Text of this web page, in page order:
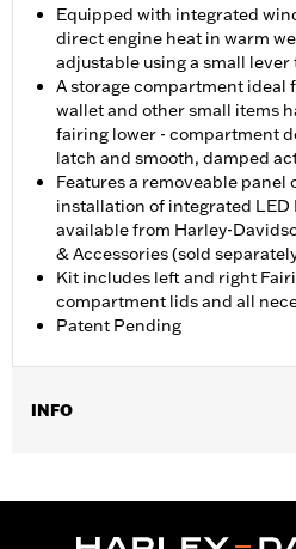
Equipped with integrated
direct engine heat in warm
adjustable using a small
A storage compartment ideal
wallet and other small items
fairing lower - compartment
latch and smooth, damped
Features a removeable panel
installation of integrated LED
available from Harley-
& Accessories (sold
Kit includes left and right
compartment lids and all
Patent Pending
INFO
modellen vereisen de aparte